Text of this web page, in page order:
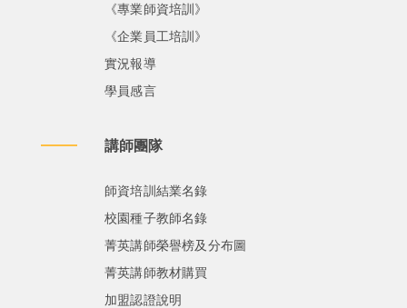
《專業師資培訓》
《企業員工培訓》
實況報導
學員感言
講師團隊
師資培訓結業名錄
校園種子教師名錄
菁英講師榮譽榜及分布圖
菁英講師教材購買
加盟認證說明